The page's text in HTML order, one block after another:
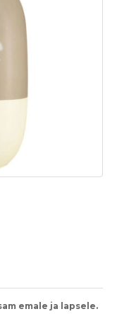
emale ja lapsele.